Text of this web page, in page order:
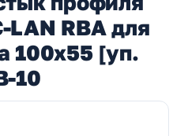
LAN RBA для
100х55 [уп.
10